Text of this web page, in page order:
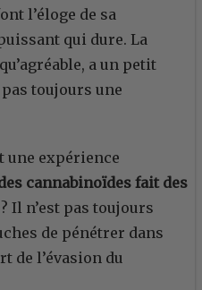
l’éloge de sa
qui dure. La
a un petit
pas toujours une
une expérience
cannabinoïdes fait des
Il n’est pas toujours
de pénétrer dans
de l’évasion du